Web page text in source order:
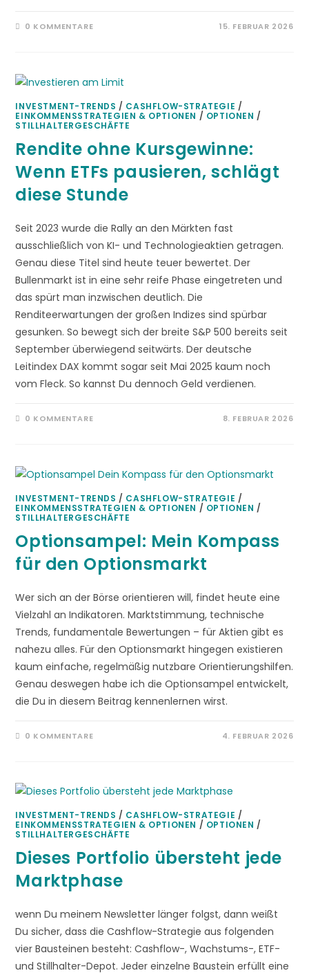
0 KOMMENTARE 15. FEBRUAR 2026
INVESTMENT-TRENDS / CASHFLOW-STRATEGIE /
EINKOMMENSSTRATEGIEN & OPTIONEN / OPTIONEN /
STILLHALTERGESCHÄFTE
Rendite ohne Kursgewinne:
Wenn ETFs pausieren, schlägt
diese Stunde
Seit 2023 wurde die Rally an den Märkten fast
ausschließlich von KI- und Technologieaktien getragen.
Genau diese Titel sind heute teuer bewertet. Der
Bullenmarkt ist in eine sehr reife Phase eingetreten und
das spürt man inzwischen deutlich. Die
Renditeerwartungen der großen Indizes sind spürbar
gesunken. So bewegt sich der breite S&P 500 bereits seit
September überwiegend seitwärts. Der deutsche
Leitindex DAX kommt sogar seit Mai 2025 kaum noch
vom Fleck. So kannst Du dennoch Geld verdienen.
0 KOMMENTARE 8. FEBRUAR 2026
INVESTMENT-TRENDS / CASHFLOW-STRATEGIE /
EINKOMMENSSTRATEGIEN & OPTIONEN / OPTIONEN /
STILLHALTERGESCHÄFTE
Optionsampel: Mein Kompass
für den Optionsmarkt
Wer sich an der Börse orientieren will, findet heute eine
Vielzahl an Indikatoren. Marktstimmung, technische
Trends, fundamentale Bewertungen – für Aktien gibt es
nahezu alles. Für den Optionsmarkt hingegen existieren
kaum einfache, regelmäßig nutzbare Orientierungshilfen.
Genau deswegen habe ich die Optionsampel entwickelt,
die Du in diesem Beitrag kennenlernen wirst.
0 KOMMENTARE 4. FEBRUAR 2026
INVESTMENT-TRENDS / CASHFLOW-STRATEGIE /
EINKOMMENSSTRATEGIEN & OPTIONEN / OPTIONEN /
STILLHALTERGESCHÄFTE
Dieses Portfolio übersteht jede
Marktphase
wenn Du meinem Newsletter länger folgst, dann weißt
Du sicher, dass die Cashflow-Strategie aus folgenden
vier Bausteinen besteht: Cashflow-, Wachstums-, ETF-
und Stillhalter-Depot. Jeder einzelne Baustein erfüllt eine